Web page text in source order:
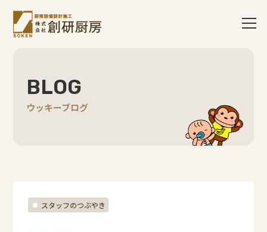
BLOG
ウッキーブログ
スタッフのつぶやき